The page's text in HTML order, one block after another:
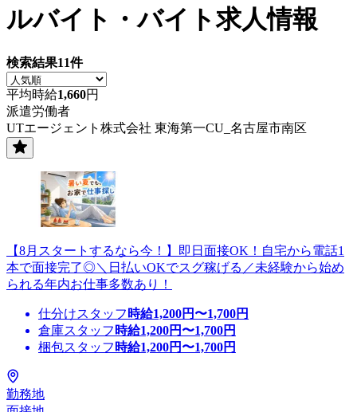
ルバイト・バイト求人情報
検索結果11件
平均時給1,660円
派遣労働者
UTエージェント株式会社 東海第一CU_名古屋市南区
【8月スタートするなら今！】即日面接OK！自宅から電話1
本で面接完了◎＼日払いOKでスグ稼げる／未経験から始め
られる年内お仕事多数あり！
仕分けスタッフ 時給1,200円〜1,700円
倉庫スタッフ 時給1,200円〜1,700円
梱包スタッフ 時給1,200円〜1,700円
勤務地